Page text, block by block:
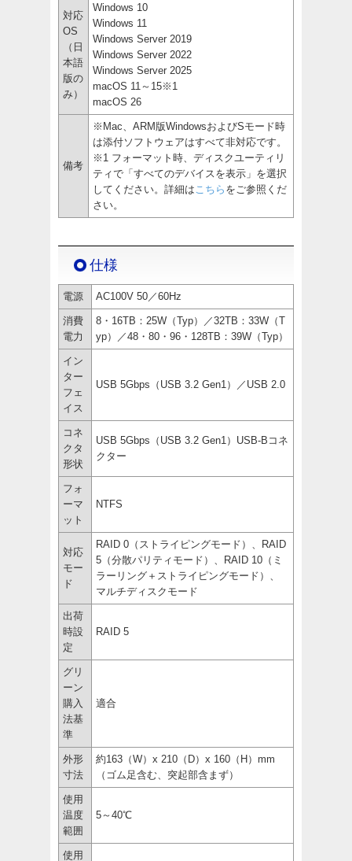
対応
OS
（日
本語
版の
み）
Windows 10
Windows 11
Windows Server 2019
Windows Server 2022
Windows Server 2025
macOS 11～15※1
macOS 26
備考
※Mac、ARM版WindowsおよびSモード時
は添付ソフトウェアはすべて非対応です。
※1 フォーマット時、ディスクユーティリ
ティで「すべてのデバイスを表示」を選択
してください。詳細は こちら をご参照くだ
さい。
仕様
電源 AC100V 50／60Hz
消費
電力
8・16TB：25W（Typ）／32TB：33W（T
yp）／48・80・96・128TB：39W（Typ）
イン
ター
フェ
イス
USB 5Gbps（USB 3.2 Gen1）／USB 2.0
コネ
クタ
形状
USB 5Gbps（USB 3.2 Gen1）USB-Bコネ
クター
フォ
ーマ
ット
NTFS
対応
モー
ド
RAID 0（ストライピングモード）、RAID
5（分散パリティモード）、RAID 10（ミ
ラーリング＋ストライピングモード）、
マルチディスクモード
出荷
時設
定
RAID 5
グリ
ーン
購入
法基
準
適合
外形
寸法
約163（W）x 210（D）x 160（H）mm
（ゴム足含む、突起部含まず）
使用
温度
範囲
5～40℃
使用